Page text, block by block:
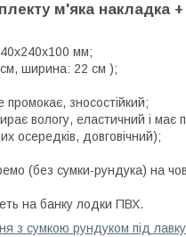
м'яка накладка
мм;
см, ширина: 22 см );
зносостійкий;
вологу, еластичний і має
осередків, довговічний);
(без сумки-рундука) на
на банку лодки ПВХ.
з сумкою рундуком під